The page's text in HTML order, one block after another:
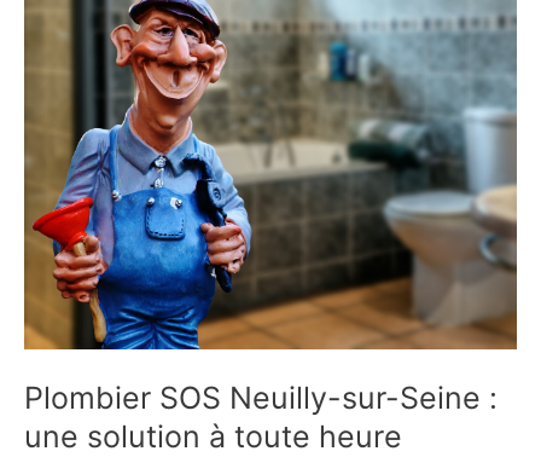
Plombier SOS Neuilly-sur-Seine :
une solution à toute heure